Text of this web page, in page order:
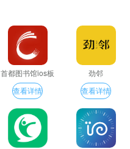
首都图书馆ios板
查看详情
劲邻
查看详情